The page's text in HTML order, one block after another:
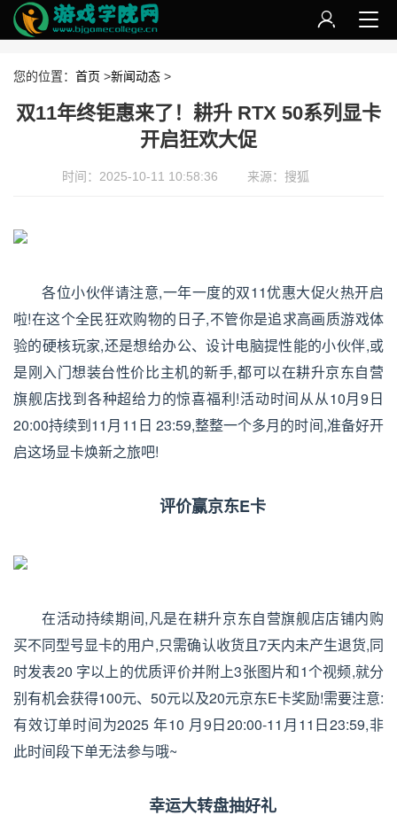
您的位置： 首页 >新闻动态 >
双11年终钜惠来了！耕升 RTX 50系列显卡
开启狂欢大促
时间：2025-10-11 10:58:36 来源：搜狐
各位小伙伴请注意,一年一度的双11优惠大促火热开启
啦!在这个全民狂欢购物的日子,不管你是追求高画质游戏体
验的硬核玩家,还是想给办公、设计电脑提性能的小伙伴,或
是刚入门想装台性价比主机的新手,都可以在耕升京东自营
旗舰店找到各种超给力的惊喜福利!活动时间从从10月9日
20:00持续到11月11日 23:59,整整一个多月的时间,准备好开
启这场显卡焕新之旅吧!
评价赢京东E卡
在活动持续期间,凡是在耕升京东自营旗舰店店铺内购
买不同型号显卡的用户,只需确认收货且7天内未产生退货,同
时发表20 字以上的优质评价并附上3张图片和1个视频,就分
别有机会获得100元、50元以及20元京东E卡奖励!需要注意:
有效订单时间为2025 年10 月9日20:00-11月11日23:59,非
此时间段下单无法参与哦~
幸运大转盘抽好礼